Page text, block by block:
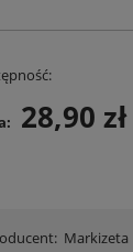
28,90 zł
Markizeta